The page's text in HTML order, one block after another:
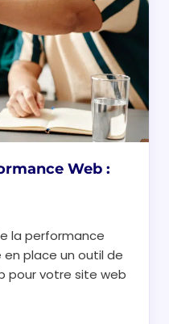
Web :
la performance
place un outil de
pour votre site web